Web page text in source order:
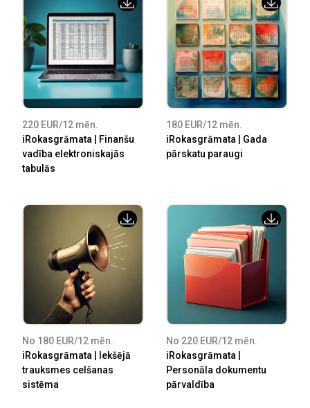
220 EUR/12 mēn.
iRokasgrāmata | Finanšu
vadība elektroniskajās
tabulās
180 EUR/12 mēn.
iRokasgrāmata | Gada
pārskatu paraugi
No 180 EUR/12 mēn.
iRokasgrāmata | Iekšējā
trauksmes celšanas
sistēma
No 220 EUR/12 mēn.
iRokasgrāmata |
Personāla dokumentu
pārvaldība